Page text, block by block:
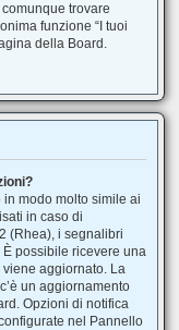
trovare
funzione “I tuoi
della Board.
modo molto simile ai
in caso di
(Rhea), i segnalibri
possibile ricevere una
aggiornato. La
un aggiornamento
Opzioni di notifica
nel Pannello